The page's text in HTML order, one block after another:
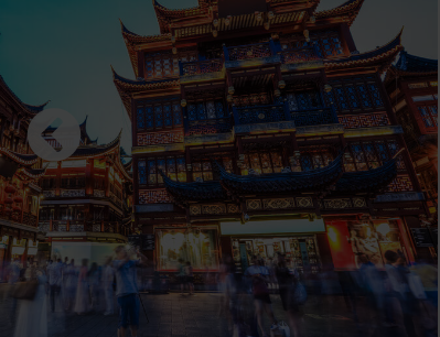
10
17 18
24 25
31 1
Prazniki